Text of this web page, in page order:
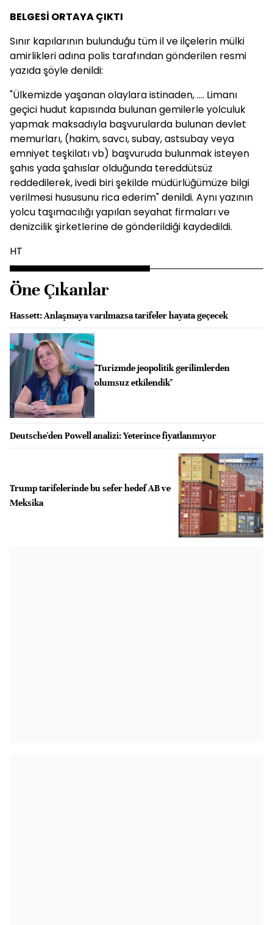
BELGESİ ORTAYA ÇIKTI
Sınır kapılarının bulunduğu tüm il ve ilçelerin mülki
amirlikleri adına polis tarafından gönderilen resmi
yazıda şöyle denildi:
"Ülkemizde yaşanan olaylara istinaden, …. Limanı
geçici hudut kapısında bulunan gemilerle yolculuk
yapmak maksadıyla başvurularda bulunan devlet
memurları, (hakim, savcı, subay, astsubay veya
emniyet teşkilatı vb) başvuruda bulunmak isteyen
şahıs yada şahıslar olduğunda tereddütsüz
reddedilerek, ivedi biri şekilde müdürlüğümüze bilgi
verilmesi hususunu rica ederim" denildi. Aynı yazının
yolcu taşımacılığı yapılan seyahat firmaları ve
denizcilik şirketlerine de gönderildiği kaydedildi.
HT
Öne Çıkanlar
Hassett: Anlaşmaya varılmazsa tarifeler hayata geçecek
"Turizmde jeopolitik gerilimlerden
olumsuz etkilendik"
Deutsche'den Powell analizi: Yeterince fiyatlanmıyor
Trump tarifelerinde bu sefer hedef AB ve
Meksika